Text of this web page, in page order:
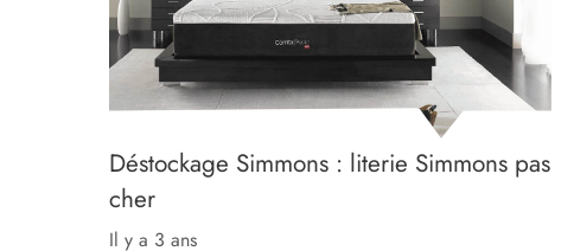
Déstockage Simmons : literie Simmons pas
cher
il y a 3 ans